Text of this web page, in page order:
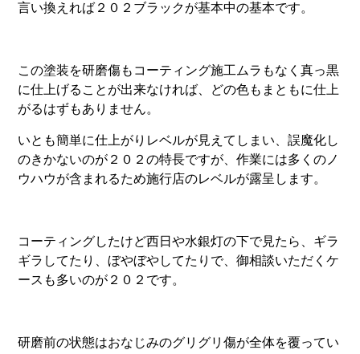
言い換えれば２０２ブラックが基本中の基本です。
この塗装を研磨傷もコーティング施工ムラもなく真っ黒
に仕上げることが出来なければ、どの色もまともに仕上
がるはずもありません。
いとも簡単に仕上がりレベルが見えてしまい、誤魔化し
のきかないのが２０２の特長ですが、作業には多くのノ
ウハウが含まれるため施行店のレベルが露呈します。
コーティングしたけど西日や水銀灯の下で見たら、ギラ
ギラしてたり、ぼやぼやしてたりで、御相談いただくケ
ースも多いのが２０２です。
研磨前の状態はおなじみのグリグリ傷が全体を覆ってい